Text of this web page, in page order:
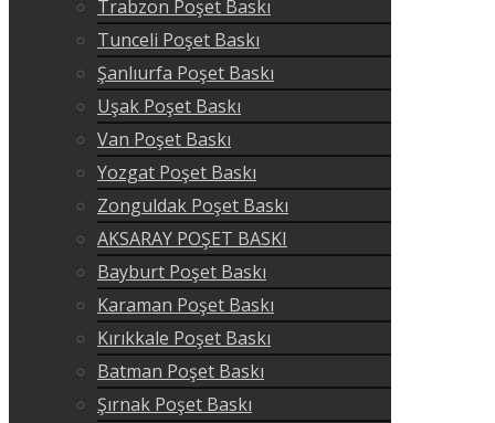
Trabzon Poşet Baskı
Tunceli Poşet Baskı
Şanlıurfa Poşet Baskı
Uşak Poşet Baskı
Van Poşet Baskı
Yozgat Poşet Baskı
Zonguldak Poşet Baskı
AKSARAY POŞET BASKI
Bayburt Poşet Baskı
Karaman Poşet Baskı
Kırıkkale Poşet Baskı
Batman Poşet Baskı
Şırnak Poşet Baskı